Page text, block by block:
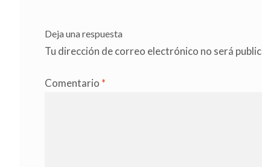
Deja una respuesta
Tu dirección de correo electrónico no será
Comentario *